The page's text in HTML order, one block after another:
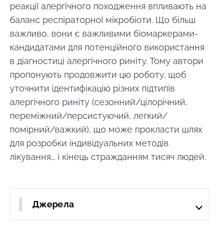
реакції алергічного походження впливають на
баланс респіраторної мікробіоти. Що більш
важливо, вони є важливими біомаркерами-
кандидатами для потенційного використання
в діагностиці алергічного риніту. Тому автори
пропонують продовжити цю роботу, щоб
уточнити ідентифікацію різних підтипів
алергічного риніту (сезонний/цілорічний,
переміжний/персистуючий, легкий/
помірний/важкий), що може прокласти шлях
для розробки індивідуальних методів
лікування... і кінець стражданням тисяч людей.
Джерела